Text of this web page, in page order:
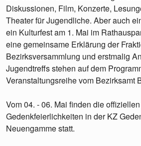
Diskussionen, Film, Konzerte,
Theater für Jugendliche. Aber auch
ein Kulturfest am 1. Mai im
eine gemeinsame Erklärung der
Bezirksversammlung und erstmalig
Jugendtreffs stehen auf dem
Veranstaltungsreihe vom Bezirksamt
Vom 04. - 06. Mai finden die offiziellen
Gedenkfeierlichkeiten in der KZ
Neuengamme statt.